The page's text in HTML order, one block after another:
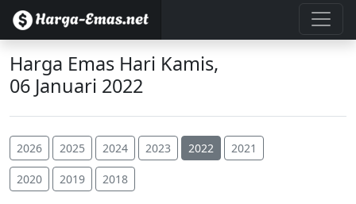
Harga Emas Hari Kamis,
06 Januari 2022
2026 2025 2024 2023 2022 2021
2020 2019 2018